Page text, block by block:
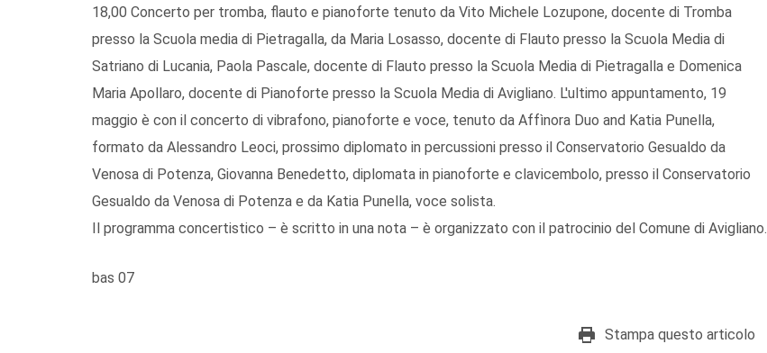
18,00 Concerto per tromba, flauto e pianoforte tenuto da Vito Michele Lozupone, docente di Tromba
presso la Scuola media di Pietragalla, da Maria Losasso, docente di Flauto presso la Scuola Media di
Satriano di Lucania, Paola Pascale, docente di Flauto presso la Scuola Media di Pietragalla e Domenica
Maria Apollaro, docente di Pianoforte presso la Scuola Media di Avigliano. L'ultimo appuntamento, 19
maggio è con il concerto di vibrafono, pianoforte e voce, tenuto da Affìnora Duo and Katia Punella,
formato da Alessandro Leoci, prossimo diplomato in percussioni presso il Conservatorio Gesualdo da
Venosa di Potenza, Giovanna Benedetto, diplomata in pianoforte e clavicembolo, presso il Conservatorio
Gesualdo da Venosa di Potenza e da Katia Punella, voce solista.
Il programma concertistico – è scritto in una nota – è organizzato con il patrocinio del Comune di Avigliano.
bas 07
Stampa questo articolo